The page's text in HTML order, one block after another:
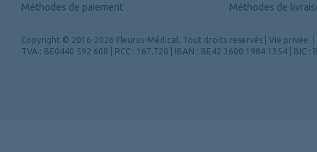
Méthodes de paiement
Méthodes de
Copyright © 2016-2026 Fleurus-Médical. Tout droits reservés Vie privée
TVA : BE0440 592 608 | RCC : 167.720 | IBAN : BE42 3600 1984 1354 | BIC :